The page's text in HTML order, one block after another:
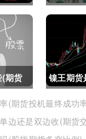
交易)
吗吗(期
怎么办)
(期货
)
镍王期货
是看跌还
(期货投机最终成功
边还是双边收(期货